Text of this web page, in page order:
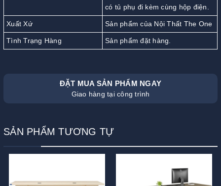
có tủ phụ đi kèm cùng hộp điện.
Xuất Xứ Sản phẩm của Nội Thất The One
Tình Trạng Hàng Sản phẩm đặt hàng.
ĐẶT MUA SẢN PHẨM NGAY
Giao hàng tại công trình
SẢN PHẨM TƯƠNG TỰ